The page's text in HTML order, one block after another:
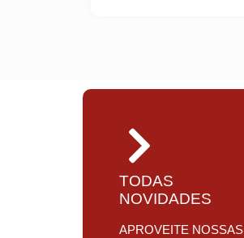
TODAS
NOVIDADES
APROVEITE NOSSAS
VOLKSWAGEN GOL 1.6 MSI
FLEX – 2019
46.990,00